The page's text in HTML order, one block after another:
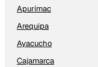
Apurímac
Arequipa
Ayacucho
Cajamarca